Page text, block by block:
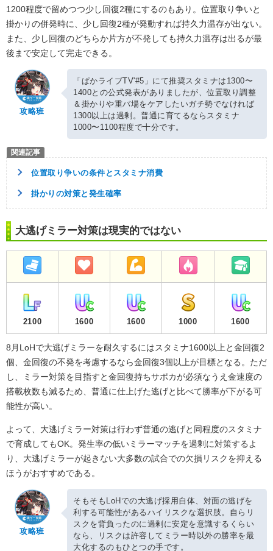
1200程度で留めつつ少し回復2種にするのもあり。位置取り争いと
掛かりの併発時に、少し回復2種が発動すれば持久力温存が出ない。
また、少し回復のどちらか片方が不発しても持久力温存は出るが最
後まで安定して完走できる。
攻略班
「ぱかライブTV'#5」にて推奨スタミナは1300〜
1400との公式発表がありましたが、位置取り調整
＆掛かりや重バ場をケアしたいガチ勢でなければ
1300以上は過剰。普通に育てるならスタミナ
1000〜1100程度で十分です。
位置取り争いの条件とスタミナ消費
掛かりの対策と発生確率
大逃げミラー対策は現実的ではない
2100 1600 1600 1000 1600
8月LoHで大逃げミラーを耐久するにはスタミナ1600以上と金回復2
個、金回復の不発を考慮するなら金回復3個以上が目標となる。ただ
し、ミラー対策を目指すと金回復持ちサポカが必須なうえ金速度の
搭載枚数も減るため、普通に仕上げた逃げと比べて勝率が下がる可
能性が高い。
よって、大逃げミラー対策は行わず普通の逃げと同程度のスタミナ
で育成してもOK。発生率の低いミラーマッチを過剰に対策するよ
り、大逃げミラーが起きない大多数の試合での欠損リスクを抑える
ほうがおすすめである。
攻略班
そもそもLoHでの大逃げ採用自体、対面の逃げを
利する可能性があるハイリスクな選択肢。自らリ
スクを背負ったのに過剰に安定を意識するくらい
なら、リスクは許容してミラー時以外の勝率を最
大化するのもひとつの手です。